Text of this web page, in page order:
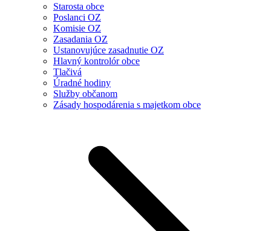
Starosta obce
Poslanci OZ
Komisie OZ
Zasadania OZ
Ustanovujúce zasadnutie OZ
Hlavný kontrolór obce
Tlačivá
Úradné hodiny
Služby občanom
Zásady hospodárenia s majetkom obce